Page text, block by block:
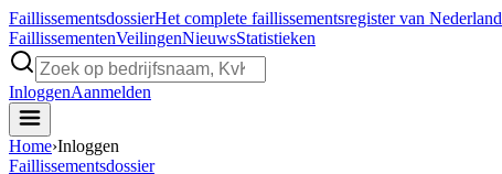
FaillissementsdossierHet complete faillissementsregister van Nederland
FaillissementenVeilingenNieuwsStatistieken
InloggenAanmelden
Home›Inloggen
Faillissementsdossier